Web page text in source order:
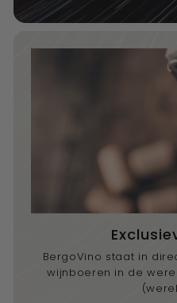
BergoVino staat in
wijnboeren in de